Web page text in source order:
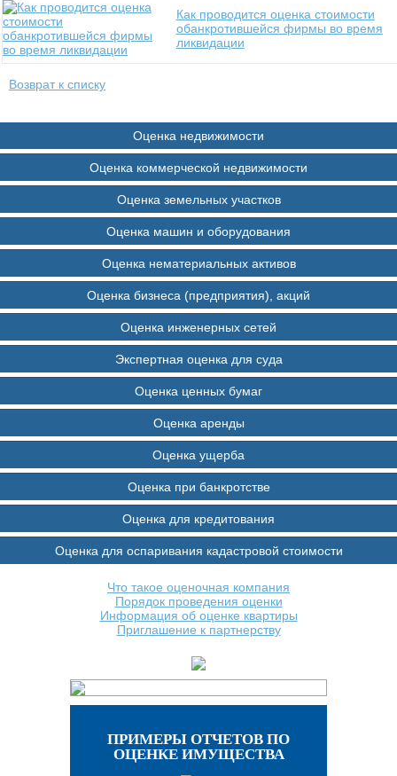
Оценка недвижимости
Оценка коммерческой недвижимости
Оценка земельных участков
Оценка машин и оборудования
Оценка нематериальных активов
Оценка бизнеса (предприятия), акций
Оценка инженерных сетей
Экспертная оценка для суда
Оценка ценных бумаг
Оценка аренды
Оценка ущерба
Оценка при банкротстве
Оценка для кредитования
Оценка для оспаривания кадастровой стоимости
Что такое оценочная компания
Порядок проведения оценки
Информация об оценке квартиры
Приглашение к партнерству
ПРИМЕРЫ ОТЧЕТОВ ПО
ОЦЕНКЕ ИМУЩЕСТВА
Как проводится оценка стоимости
обанкротившейся фирмы во время
ликвидации
Возврат к списку